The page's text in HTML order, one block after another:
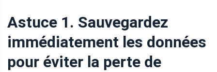
Astuce 1. Sauvegardez
immédiatement les données
pour éviter la perte de